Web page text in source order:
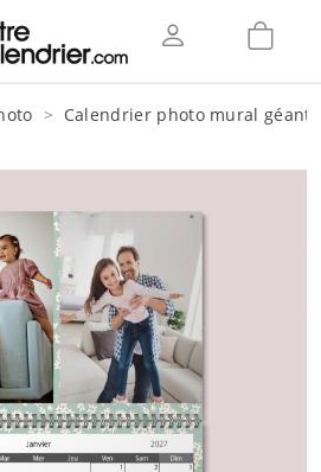
Calendrier photo mural géant